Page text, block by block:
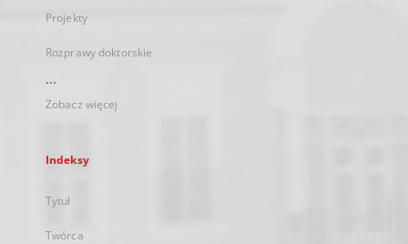
Projekty
Rozprawy doktorskie
...
Zobacz więcej
Indeksy
Tytuł
Twórca